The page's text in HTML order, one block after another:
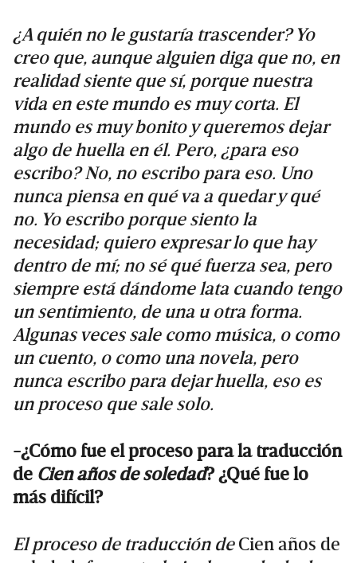
¿A quién no le gustaría trascender? Yo
creo que, aunque alguien diga que no, en
realidad siente que sí, porque nuestra
vida en este mundo es muy corta. El
mundo es muy bonito y queremos dejar
algo de huella en él. Pero, ¿para eso
escribo? No, no escribo para eso. Uno
nunca piensa en qué va a quedar y qué
no. Yo escribo porque siento la
necesidad; quiero expresar lo que hay
dentro de mí; no sé qué fuerza sea, pero
siempre está dándome lata cuando tengo
un sentimiento, de una u otra forma.
Algunas veces sale como música, o como
un cuento, o como una novela, pero
nunca escribo para dejar huella, eso es
un proceso que sale solo.
-¿Cómo fue el proceso para la traducción
de Cien años de soledad? ¿Qué fue lo
más difícil?
El proceso de traducción deCien años de